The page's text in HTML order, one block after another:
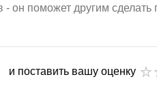
и поставить вашу оценку